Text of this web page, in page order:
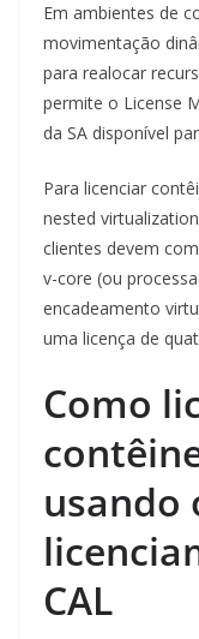
Em ambientes de
movimentação
para realocar
permite o License
da SA disponível
Para licenciar
nested
clientes devem
v-core (ou
encadeamento
uma licença de
Como
usando
CAL